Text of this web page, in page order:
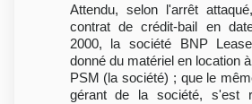
Attendu, selon l'arrêt
contrat de crédit-bail en
2000, la société BNP
donné du matériel en location
PSM (la société) ; que le
gérant de la société, s'est